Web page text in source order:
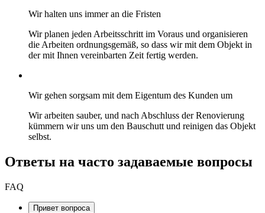
Wir halten uns immer an die Fristen
Wir planen jeden Arbeitsschritt im Voraus und organisieren
die Arbeiten ordnungsgemäß, so dass wir mit dem Objekt in
der mit Ihnen vereinbarten Zeit fertig werden.
Wir gehen sorgsam mit dem Eigentum des Kunden um
Wir arbeiten sauber, und nach Abschluss der Renovierung
kümmern wir uns um den Bauschutt und reinigen das Objekt
selbst.
Ответы на часто задаваемые вопросы
FAQ
Привет вопроса